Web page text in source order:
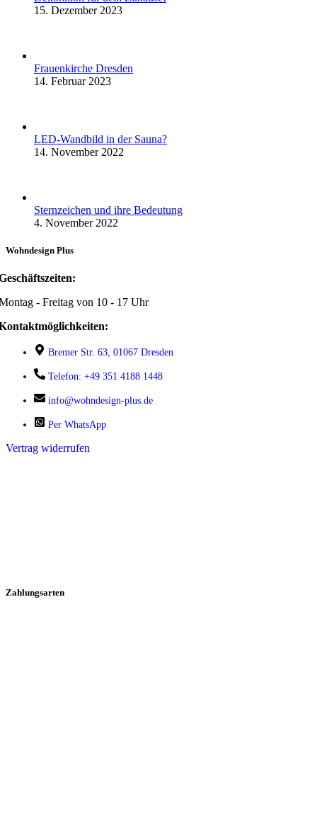
15. Dezember 2023
Frauenkirche Dresden
14. Februar 2023
LED-Wandbild in der Sauna?
14. November 2022
Sternzeichen und ihre Bedeutung
4. November 2022
Wohndesign Plus
- Freitag von 10 - 17 Uhr
Bremer Str. 63, 01067 Dresden
Telefon: +49 351 4188 1448
info@wohndesign-plus.de
Per WhatsApp
Vertrag widerrufen
Zahlungsarten